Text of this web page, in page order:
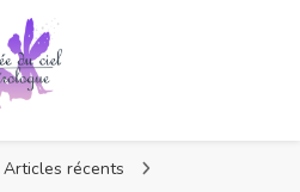
Articles récents